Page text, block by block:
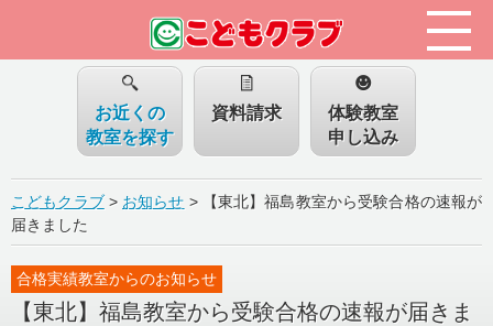
お近くの
教室を探す
資料請求
体験教室
申し込み
こどもクラブ> お知らせ >
【東北】福島教室から受験合格の速報が
届きました
【東北】福島教室から受験合格の速報が届きま
合格実績教室からのお知らせ